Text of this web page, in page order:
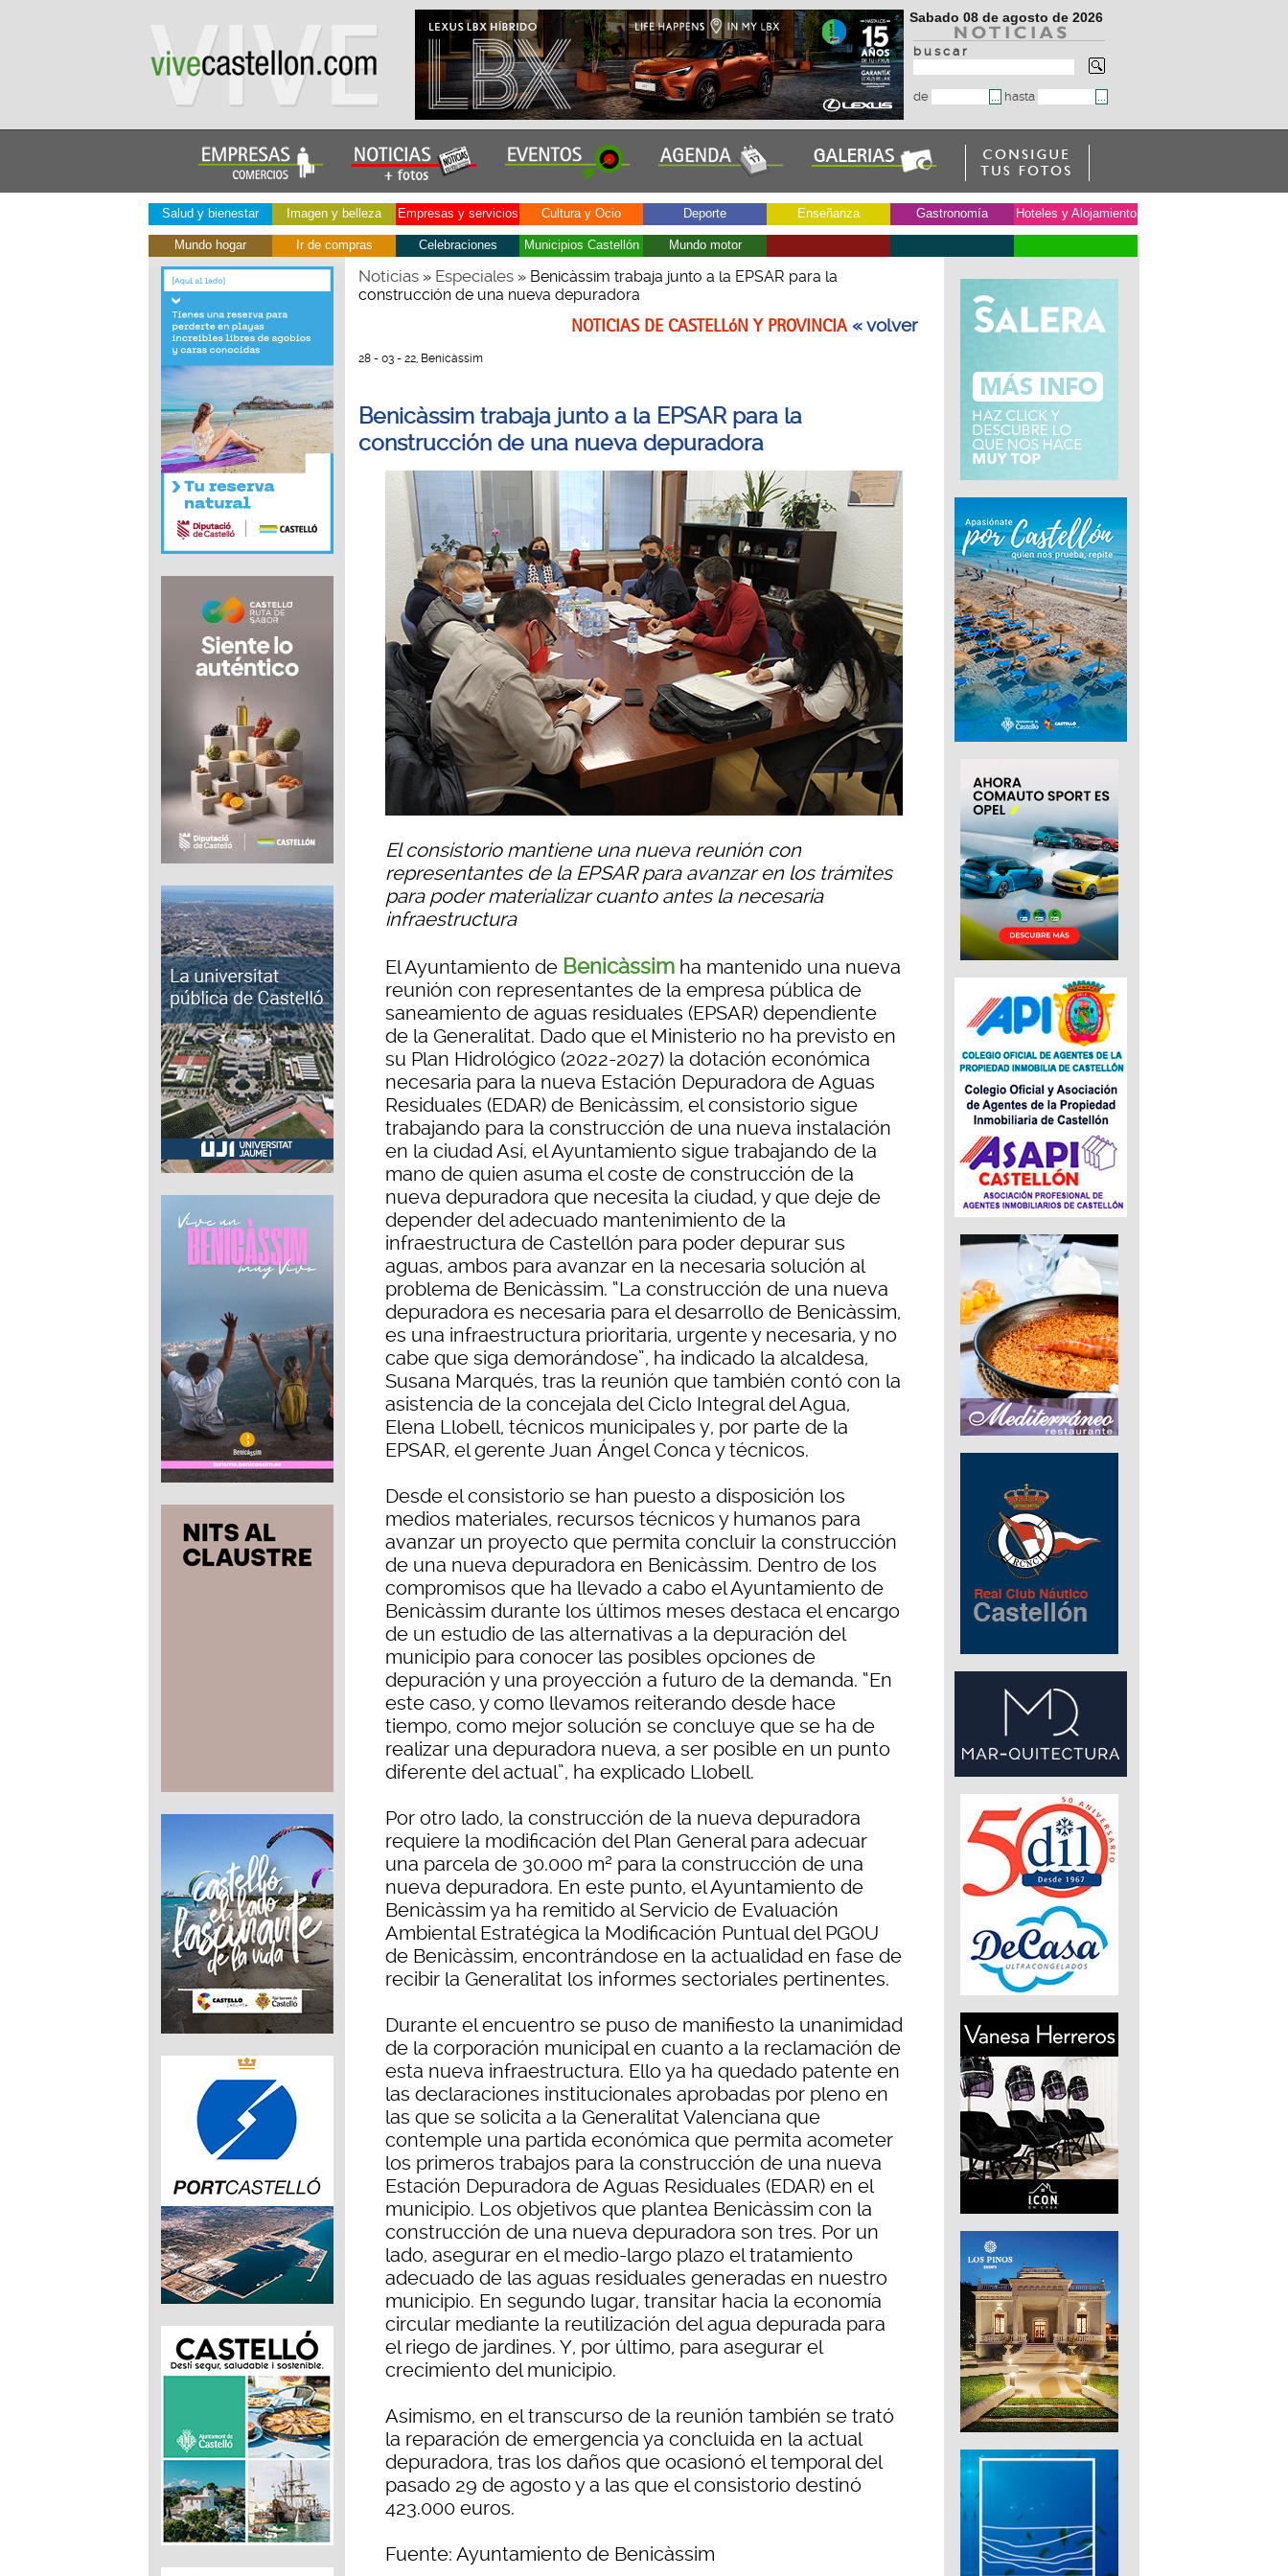
Sabado 08 de agosto de 2026
b u s c a r
de hasta
Salud y bienestar Imagen y belleza Empresas y servicios Cultura y Ocio Deporte Enseñanza Gastronomía Hoteles y Alojamiento
Mundo hogar Ir de compras Celebraciones Municipios Castellón Mundo motor
Noticias» Especiales» Benicàssim trabaja junto a la EPSAR para la
construcción de una nueva depuradora
NOTICIAS DE CASTELLóN Y PROVINCIA« volver
28 - 03 - 22, Benicàssim
Benicàssim trabaja junto a la EPSAR para la
construcción de una nueva depuradora
El consistorio mantiene una nueva reunión con
representantes de la EPSAR para avanzar en los trámites
para poder materializar cuanto antes la necesaria
infraestructura
El Ayuntamiento de Benicàssim ha mantenido una nueva
reunión con representantes de la empresa pública de
saneamiento de aguas residuales (EPSAR) dependiente
de la Generalitat. Dado que el Ministerio no ha previsto en
su Plan Hidrológico (2022-2027) la dotación económica
necesaria para la nueva Estación Depuradora de Aguas
Residuales (EDAR) de Benicàssim, el consistorio sigue
trabajando para la construcción de una nueva instalación
en la ciudad Así, el Ayuntamiento sigue trabajando de la
mano de quien asuma el coste de construcción de la
nueva depuradora que necesita la ciudad, y que deje de
depender del adecuado mantenimiento de la
infraestructura de Castellón para poder depurar sus
aguas, ambos para avanzar en la necesaria solución al
problema de Benicàssim. “La construcción de una nueva
depuradora es necesaria para el desarrollo de Benicàssim,
es una infraestructura prioritaria, urgente y necesaria, y no
cabe que siga demorándose”, ha indicado la alcaldesa,
Susana Marqués, tras la reunión que también contó con la
asistencia de la concejala del Ciclo Integral del Agua,
Elena Llobell, técnicos municipales y, por parte de la
EPSAR, el gerente Juan Ángel Conca y técnicos.
Desde el consistorio se han puesto a disposición los
medios materiales, recursos técnicos y humanos para
avanzar un proyecto que permita concluir la construcción
de una nueva depuradora en Benicàssim. Dentro de los
compromisos que ha llevado a cabo el Ayuntamiento de
Benicàssim durante los últimos meses destaca el encargo
de un estudio de las alternativas a la depuración del
municipio para conocer las posibles opciones de
depuración y una proyección a futuro de la demanda. “En
este caso, y como llevamos reiterando desde hace
tiempo, como mejor solución se concluye que se ha de
realizar una depuradora nueva, a ser posible en un punto
diferente del actual”, ha explicado Llobell.
Por otro lado, la construcción de la nueva depuradora
requiere la modificación del Plan General para adecuar
una parcela de 30.000 m² para la construcción de una
nueva depuradora. En este punto, el Ayuntamiento de
Benicàssim ya ha remitido al Servicio de Evaluación
Ambiental Estratégica la Modificación Puntual del PGOU
de Benicàssim, encontrándose en la actualidad en fase de
recibir la Generalitat los informes sectoriales pertinentes.
Durante el encuentro se puso de manifiesto la unanimidad
de la corporación municipal en cuanto a la reclamación de
esta nueva infraestructura. Ello ya ha quedado patente en
las declaraciones institucionales aprobadas por pleno en
las que se solicita a la Generalitat Valenciana que
contemple una partida económica que permita acometer
los primeros trabajos para la construcción de una nueva
Estación Depuradora de Aguas Residuales (EDAR) en el
municipio. Los objetivos que plantea Benicàssim con la
construcción de una nueva depuradora son tres. Por un
lado, asegurar en el medio-largo plazo el tratamiento
adecuado de las aguas residuales generadas en nuestro
municipio. En segundo lugar, transitar hacia la economía
circular mediante la reutilización del agua depurada para
el riego de jardines. Y, por último, para asegurar el
crecimiento del municipio.
Asimismo, en el transcurso de la reunión también se trató
la reparación de emergencia ya concluida en la actual
depuradora, tras los daños que ocasionó el temporal del
pasado 29 de agosto y a las que el consistorio destinó
423.000 euros.
Fuente: Ayuntamiento de Benicàssim